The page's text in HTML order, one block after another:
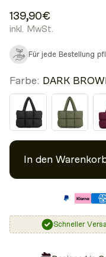
139,90€
inkl. MwSt.
Für jede Bestellung
Farbe: DARK
In den
Schneller